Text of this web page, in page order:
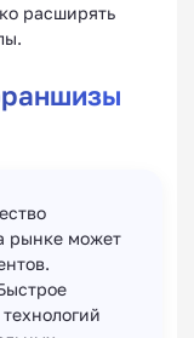
расширять
рынке может